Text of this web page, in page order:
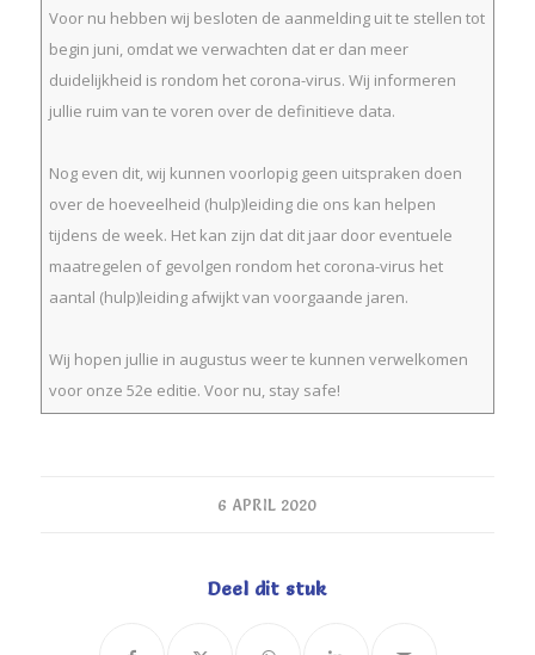
Voor nu hebben wij besloten de aanmelding uit te stellen tot
begin juni, omdat we verwachten dat er dan meer
duidelijkheid is rondom het corona-virus. Wij informeren
jullie ruim van te voren over de definitieve data.
Nog even dit, wij kunnen voorlopig geen uitspraken doen
over de hoeveelheid (hulp)leiding die ons kan helpen
tijdens de week. Het kan zijn dat dit jaar door eventuele
maatregelen of gevolgen rondom het corona-virus het
aantal (hulp)leiding afwijkt van voorgaande jaren.
Wij hopen jullie in augustus weer te kunnen verwelkomen
voor onze 52e editie. Voor nu, stay safe!
6 APRIL 2020
Deel dit stuk